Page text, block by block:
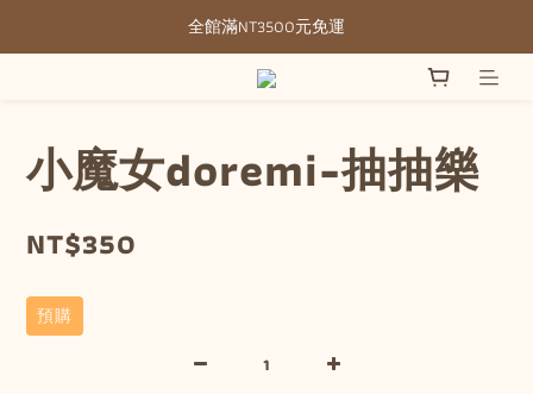
全館滿NT3500元免運
全館滿NT3500元免運
部分現貨＋預購20-30天不含假日
小魔女doremi-抽抽樂
NT$350
預購